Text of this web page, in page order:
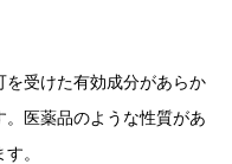
受けた有効成分があらか
。医薬品のような性質があ
。